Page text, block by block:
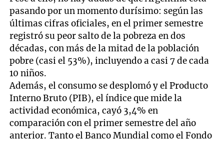
pasando por un momento durísimo: según las
últimas cifras oficiales, en el primer semestre
registró su peor salto de la pobreza en dos
décadas, con más de la mitad de la población
pobre (casi el 53%), incluyendo a casi 7 de cada
10 niños.
Además, el consumo se desplomó y el Producto
Interno Bruto (PIB), el índice que mide la
actividad económica, cayó 3,4% en
comparación con el primer semestre del año
anterior. Tanto el Banco Mundial como el Fondo